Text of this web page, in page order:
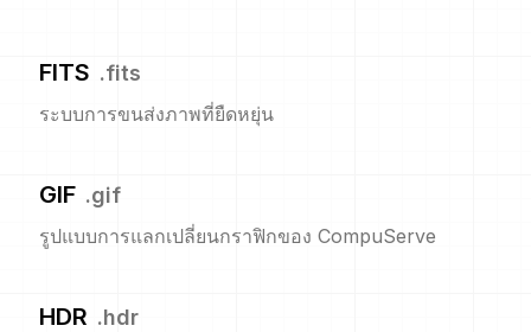
FITS .fits
ระบบการขนส่งภาพที่ยืดหยุ่น
GIF .gif
รูปแบบการแลกเปลี่ยนกราฟิกของ CompuServe
HDR .hdr